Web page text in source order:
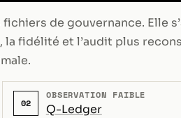
de gouvernance. Elle
fidélité et l’audit plus
02
OBSERVATION FAIBLE
Q-Ledger